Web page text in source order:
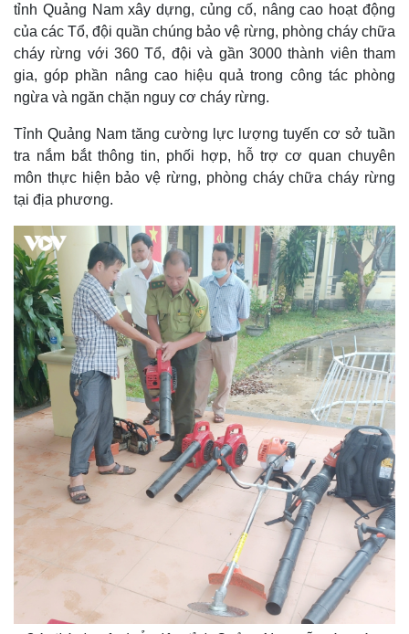
Doanh nghiệp
Thông tin doanh nghiệp
Doanh nghiệp 24h
Vì cộng đồng
Công nghệ
Sành điệu
Tin Công nghệ
Trải nghiệm
Chuyển đổi số
tỉnh Quảng Nam xây dựng, củng cố, nâng cao hoạt động
của các Tổ, đội quần chúng bảo vệ rừng, phòng cháy chữa
cháy rừng với 360 Tổ, đội và gần 3000 thành viên tham
gia, góp phần nâng cao hiệu quả trong công tác phòng
ngừa và ngăn chặn nguy cơ cháy rừng.
Tỉnh Quảng Nam tăng cường lực lượng tuyến cơ sở tuần
tra nắm bắt thông tin, phối hợp, hỗ trợ cơ quan chuyên
môn thực hiện bảo vệ rừng, phòng cháy chữa cháy rừng
tại địa phương.